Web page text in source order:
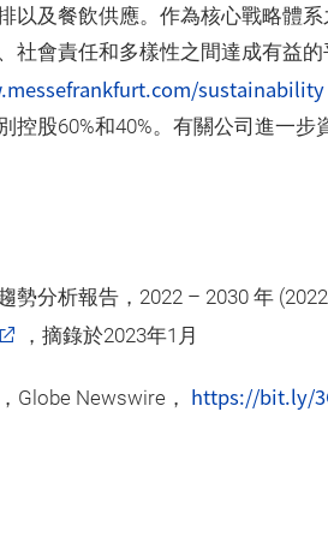
以及餐飲供應。作為核心戰略體
社會責任和多樣性之間達成有益
sustainability
股60%和40%。有關公司進一步
勢分析報告，2022 – 2030 年
，摘錄於2023年1月
Globe Newswire， https://bit.ly/